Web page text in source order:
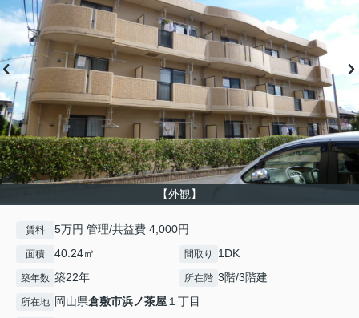
【外観】
賃料 5万円 管理/共益費 4,000円
面積 40.24㎡ 間取り 1DK
築年数 築22年 所在階 3階/3階建
所在地 岡山県倉敷市浜ノ茶屋１丁目